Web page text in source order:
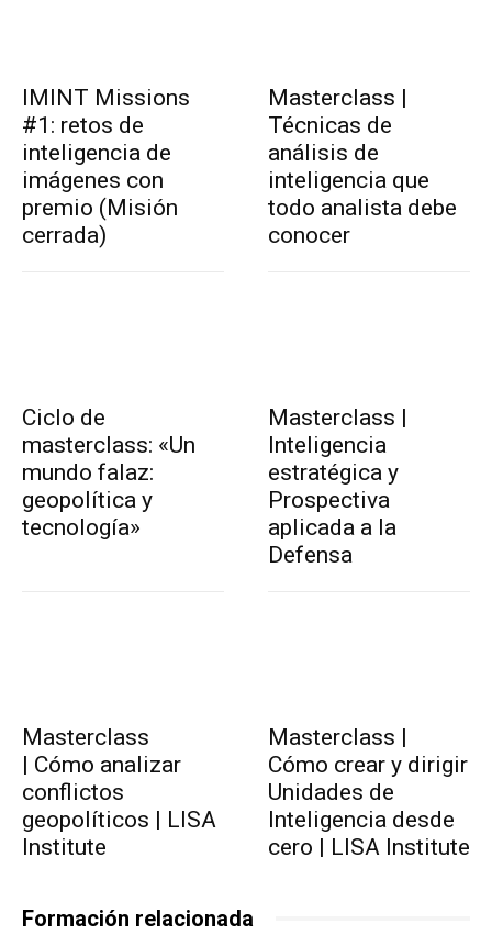
IMINT Missions
#1: retos de
inteligencia de
imágenes con
premio (Misión
cerrada)
Masterclass |
Técnicas de
análisis de
inteligencia que
todo analista debe
conocer
Ciclo de
masterclass: «Un
mundo falaz:
geopolítica y
tecnología»
Masterclass |
Inteligencia
estratégica y
Prospectiva
aplicada a la
Defensa
Masterclass
| Cómo analizar
conflictos
geopolíticos | LISA
Institute
Masterclass |
Cómo crear y dirigir
Unidades de
Inteligencia desde
cero | LISA Institute
Formación relacionada